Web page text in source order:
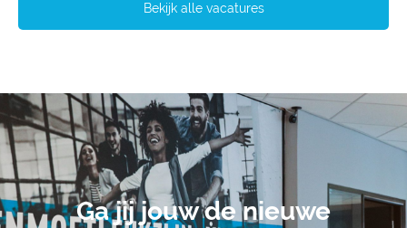
Bekijk alle vacatures
Ga jij jouw de nieuwe